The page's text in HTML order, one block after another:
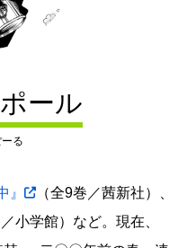
ール
る
』
（全9巻／茜新社）、
／小学館）など。現在、